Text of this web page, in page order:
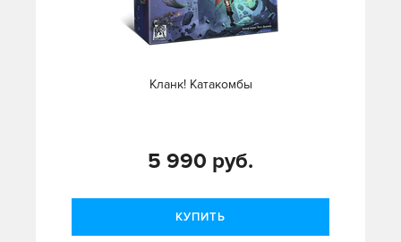
Кланк! Катакомбы
5 990 руб.
КУПИТЬ